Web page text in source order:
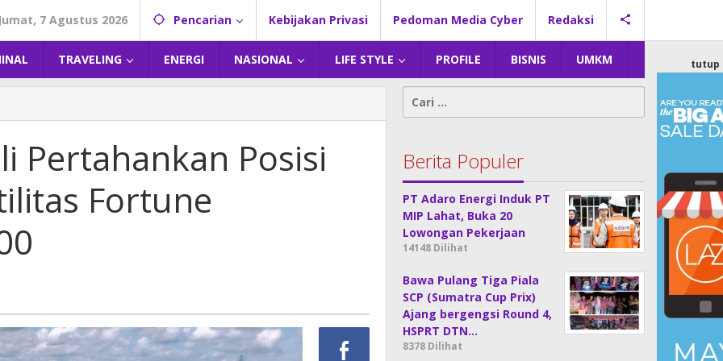
Jumat, 7 Agustus 2026 Pencarian Kebijakan Privasi Pedoman Media Cyber Redaksi
TRAVELING ENERGI NASIONAL LIFE STYLE PROFILE BISNIS UMKM tutup
Pertahankan Posisi
Fortune
Cari
untuk:
Berita Populer
PT Adaro Energi Induk PT
MIP Lahat, Buka 20
Lowongan Pekerjaan
14148 Dilihat
Bawa Pulang Tiga Piala
SCP (Sumatra Cup Prix)
Ajang bergengsi Round 4,
HSPRT DTN…
8378 Dilihat